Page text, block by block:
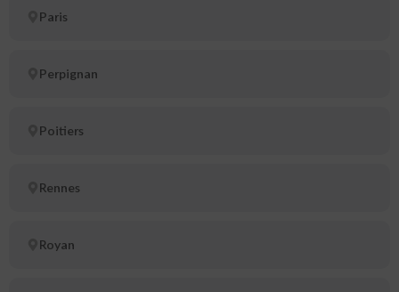
Paris
Perpignan
Poitiers
Rennes
Royan